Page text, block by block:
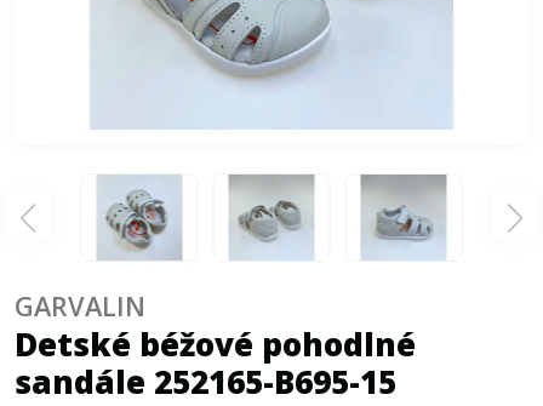
Detské béžové pohodlné
sandále 252165-B695-15
GARVALIN